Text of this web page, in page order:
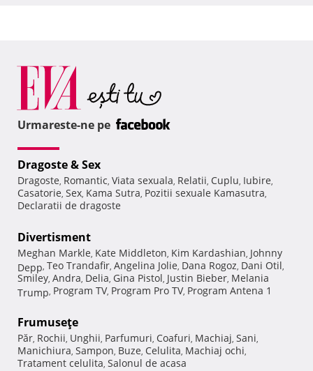
Urmareste-ne pe
Dragoste & Sex
Dragoste, Romantic, Viata sexuala, Relatii, Cuplu, Iubire,
Casatorie, Sex, Kama Sutra, Pozitii sexuale Kamasutra,
Declaratii de dragoste
Divertisment
Meghan Markle, Kate Middleton, Kim Kardashian, Johnny
Depp, Teo Trandafir, Angelina Jolie, Dana Rogoz, Dani Otil,
Smiley, Andra, Delia, Gina Pistol, Justin Bieber, Melania
Trump, Program TV, Program Pro TV, Program Antena 1
Frumuseţe
Păr, Rochii, Unghii, Parfumuri, Coafuri, Machiaj, Sani,
Manichiura, Sampon, Buze, Celulita, Machiaj ochi,
Tratament celulita, Salonul de acasa